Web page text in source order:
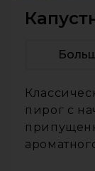
пирог с